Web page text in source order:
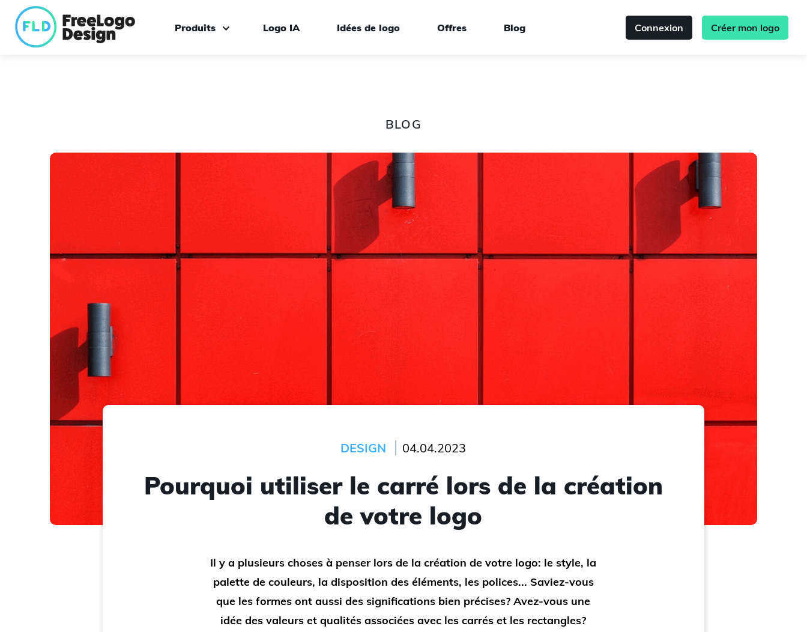
Produits Logo IA Idées de logo Offres Blog Connexion Créer mon logo
BLOG
DESIGN 04.04.2023
Pourquoi utiliser le carré lors de la création
de votre logo
Il y a plusieurs choses à penser lors de la création de votre logo: le style, la
palette de couleurs, la disposition des éléments, les polices... Saviez-vous
que les formes ont aussi des significations bien précises? Avez-vous une
idée des valeurs et qualités associées avec les carrés et les rectangles?